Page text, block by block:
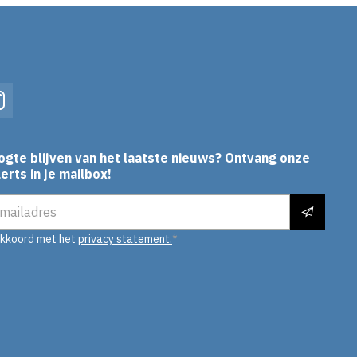
blijven van het laatste nieuws? Ontvang onze
in je mailbox!
met het privacy statement.